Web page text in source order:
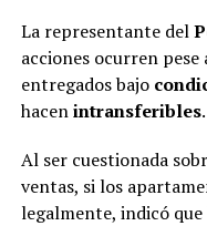
La representante del
acciones ocurren
entregados bajo
hacenintransferibles.
Al ser cuestionada
ventas, si los
legalmente, indicó